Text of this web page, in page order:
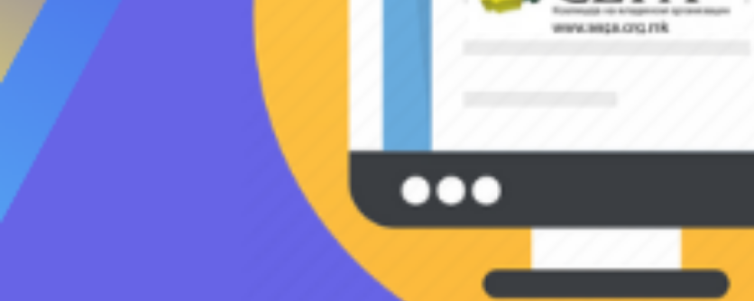
Кликнете овде за последните вести од Коалиција на